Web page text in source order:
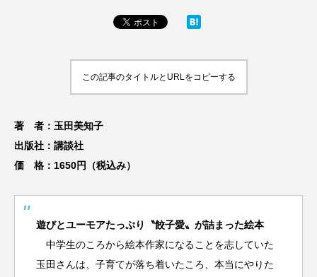
この記事のタイトルとURLをコピーする
著 者：玉田美知子
出版社：講談社
価 格：1650円（税込み）
遊びとユーモアたっぷり〝餃子愛〟が詰まった絵本
中学生のころから絵本作家になることを志していた
玉田さんは、子育てが落ち着いたころ、本当にやりた